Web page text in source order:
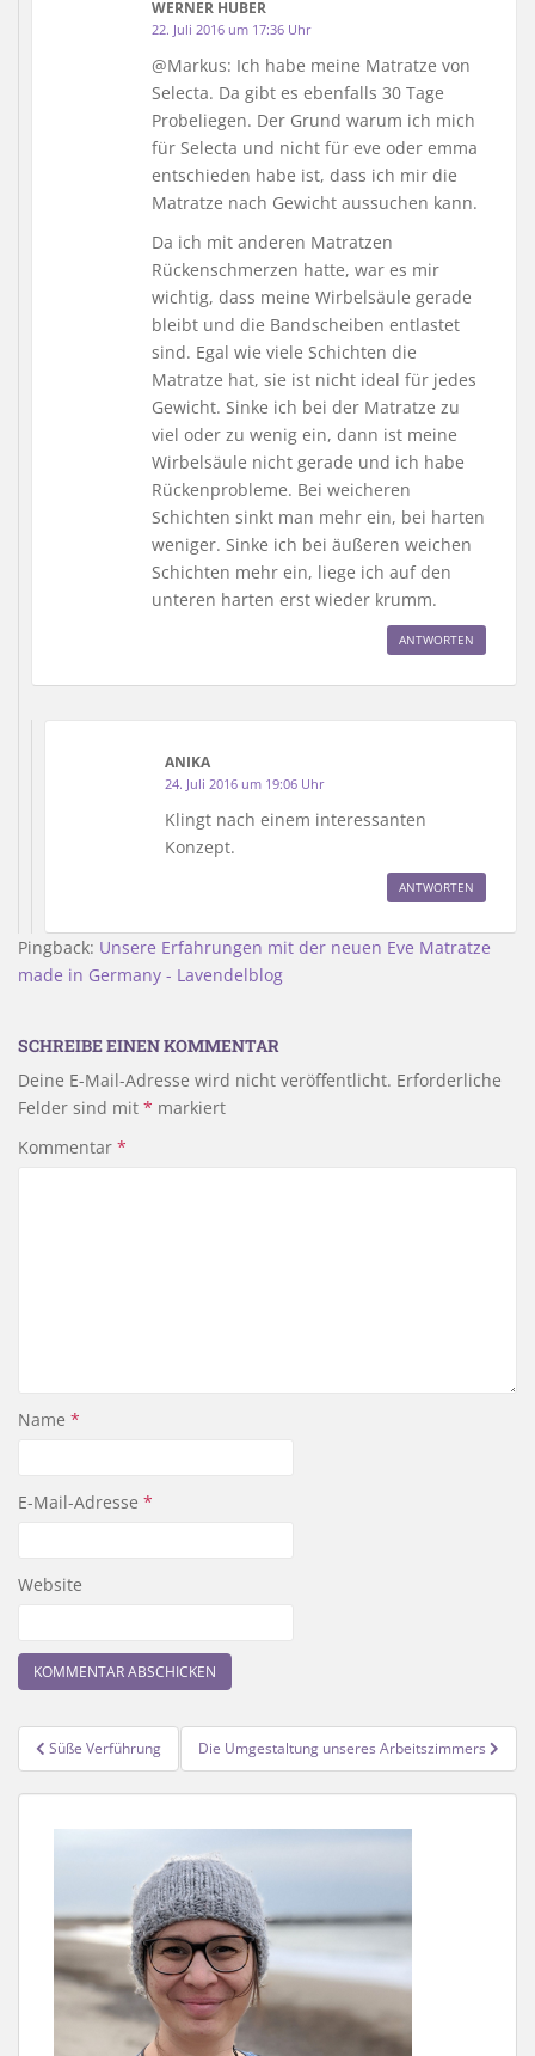
WERNER HUBER
22. Juli 2016 um 17:36 Uhr
@Markus: Ich habe meine Matratze von
Selecta. Da gibt es ebenfalls 30 Tage
Probeliegen. Der Grund warum ich mich
für Selecta und nicht für eve oder emma
entschieden habe ist, dass ich mir die
Matratze nach Gewicht aussuchen kann.
Da ich mit anderen Matratzen
Rückenschmerzen hatte, war es mir
wichtig, dass meine Wirbelsäule gerade
bleibt und die Bandscheiben entlastet
sind. Egal wie viele Schichten die
Matratze hat, sie ist nicht ideal für jedes
Gewicht. Sinke ich bei der Matratze zu
viel oder zu wenig ein, dann ist meine
Wirbelsäule nicht gerade und ich habe
Rückenprobleme. Bei weicheren
Schichten sinkt man mehr ein, bei harten
weniger. Sinke ich bei äußeren weichen
Schichten mehr ein, liege ich auf den
unteren harten erst wieder krumm.
ANTWORTEN
ANIKA
24. Juli 2016 um 19:06 Uhr
Klingt nach einem interessanten
Konzept.
ANTWORTEN
Pingback: Unsere Erfahrungen mit der neuen Eve Matratze
made in Germany - Lavendelblog
SCHREIBE EINEN KOMMENTAR
Deine E-Mail-Adresse wird nicht veröffentlicht. Erforderliche
Felder sind mit * markiert
Kommentar *
Name *
E-Mail-Adresse *
Website
Beitragsnavigation
Süße Verführung Die Umgestaltung unseres Arbeitszimmers